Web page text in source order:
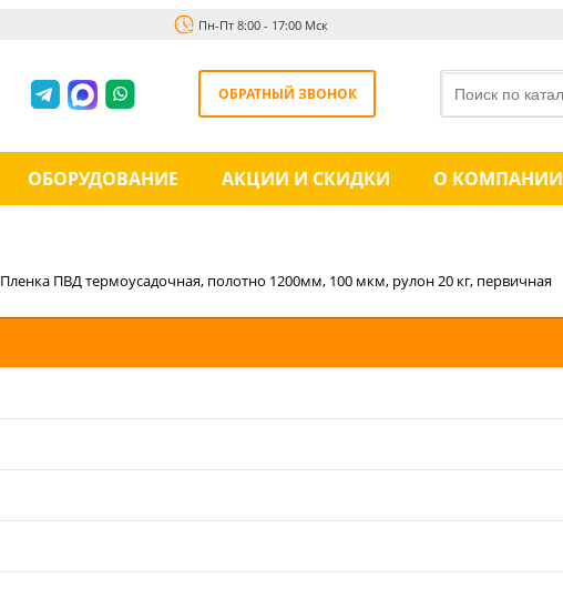
Пн-Пт 8:00 - 17:00 Мск
ОБРАТНЫЙ ЗВОНОК
ОБОРУДОВАНИЕ АКЦИИ И СКИДКИ О КОМПАНИИ
Пленка ПВД термоусадочная, полотно 1200мм, 100 мкм, рулон 20 кг, первичная